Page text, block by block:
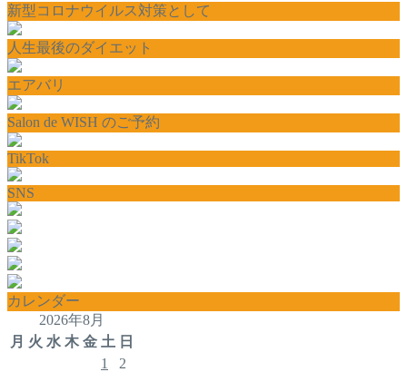
新型コロナウイルス対策として
人生最後のダイエット
エアバリ
Salon de WISH のご予約
TikTok
SNS
カレンダー
2026年8月
月 火 水 木 金 土 日
1
2